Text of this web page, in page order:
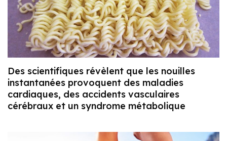
Des scientifiques révèlent que les nouilles
instantanées provoquent des maladies
cardiaques, des accidents vasculaires
cérébraux et un syndrome métabolique